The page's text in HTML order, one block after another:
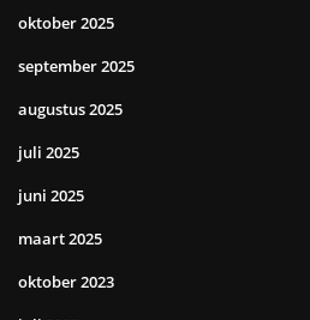
oktober 2025
september 2025
augustus 2025
juli 2025
juni 2025
maart 2025
oktober 2023